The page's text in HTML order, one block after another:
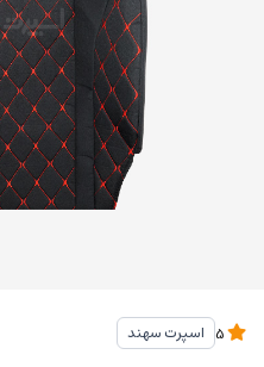
اسپرت سهند